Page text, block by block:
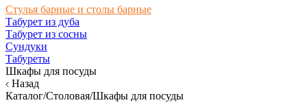
Стулья барные и столы барные
Табурет из дуба
Табурет из сосны
Сундуки
Табуреты
Шкафы для посуды
Назад
Каталог/Столовая/Шкафы для посуды